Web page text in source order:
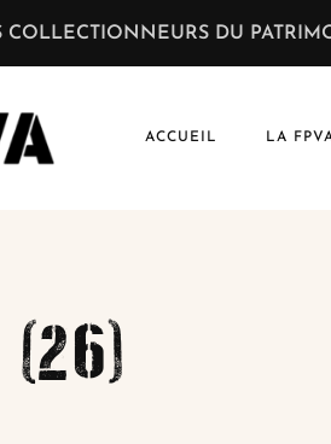
COLLECTIONNEURS DU
ACCUEIL LA